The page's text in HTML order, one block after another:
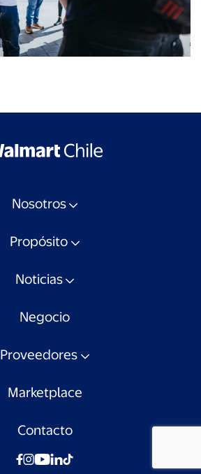
Nosotros
Propósito
Noticias
Negocio
Proveedores
Marketplace
Contacto